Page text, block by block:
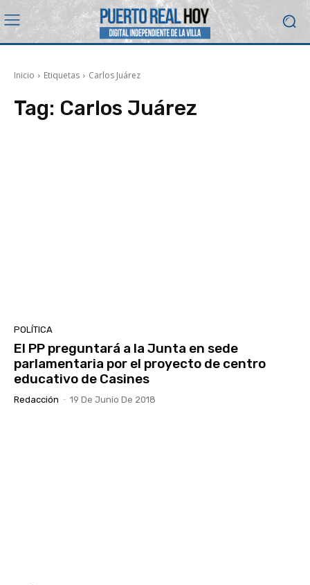
Inicio Etiquetas Carlos Juárez
Tag: Carlos Juárez
POLÍTICA
El PP preguntará a la Junta en sede
parlamentaria por el proyecto de centro
educativo de Casines
Redacción - 19 De Junio De 2018